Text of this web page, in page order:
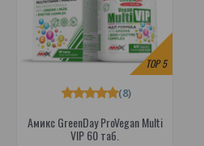
TOP5
Амикс GreenDay ProVegan Multi
VIP 60 таб.
(8)